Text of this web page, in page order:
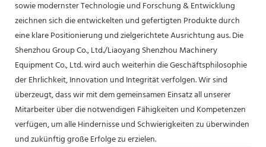
sowie modernster Technologie und Forschung & Entwicklung
zeichnen sich die entwickelten und gefertigten Produkte durch
eine klare Positionierung und zielgerichtete Ausrichtung aus. Die
Shenzhou Group Co., Ltd./Liaoyang Shenzhou Machinery
Equipment Co., Ltd. wird auch weiterhin die Geschäftsphilosophie
der Ehrlichkeit, Innovation und Integrität verfolgen. Wir sind
überzeugt, dass wir mit dem gemeinsamen Einsatz all unserer
Mitarbeiter über die notwendigen Fähigkeiten und Kompetenzen
verfügen, um alle Hindernisse und Schwierigkeiten zu überwinden
und zukünftig große Erfolge zu erzielen.